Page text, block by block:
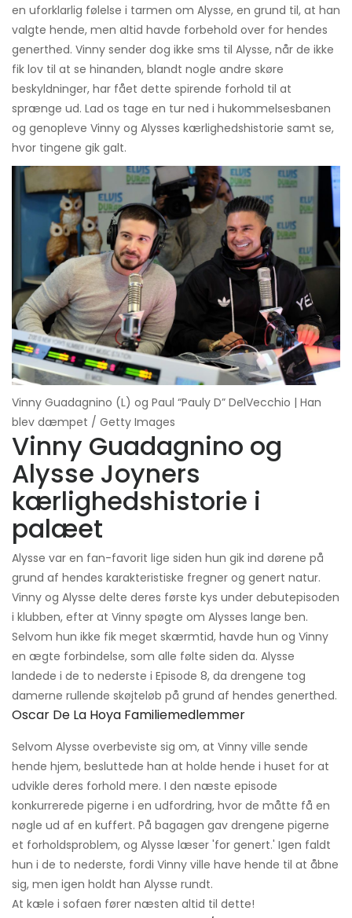
en uforklarlig følelse i tarmen om Alysse, en grund til, at han
valgte hende, men altid havde forbehold over for hendes
generthed. Vinny sender dog ikke sms til Alysse, når de ikke
fik lov til at se hinanden, blandt nogle andre skøre
beskyldninger, har fået dette spirende forhold til at
sprænge ud. Lad os tage en tur ned i hukommelsesbanen
og genopleve Vinny og Alysses kærlighedshistorie samt se,
hvor tingene gik galt.
Vinny Guadagnino (L) og Paul “Pauly D” DelVecchio | Han
blev dæmpet / Getty Images
Vinny Guadagnino og
Alysse Joyners
kærlighedshistorie i
palæet
Alysse var en fan-favorit lige siden hun gik ind dørene på
grund af hendes karakteristiske fregner og genert natur.
Vinny og Alysse delte deres første kys under debutepisoden
i klubben, efter at Vinny spøgte om Alysses lange ben.
Selvom hun ikke fik meget skærmtid, havde hun og Vinny
en ægte forbindelse, som alle følte siden da. Alysse
landede i de to nederste i Episode 8, da drengene tog
damerne rullende skøjteløb på grund af hendes generthed.
Oscar De La Hoya Familiemedlemmer
Selvom Alysse overbeviste sig om, at Vinny ville sende
hende hjem, besluttede han at holde hende i huset for at
udvikle deres forhold mere. I den næste episode
konkurrerede pigerne i en udfordring, hvor de måtte få en
nøgle ud af en kuffert. På bagagen gav drengene pigerne
et forholdsproblem, og Alysse læser 'for genert.' Igen faldt
hun i de to nederste, fordi Vinny ville have hende til at åbne
sig, men igen holdt han Alysse rundt.
At kæle i sofaen fører næsten altid til dette!